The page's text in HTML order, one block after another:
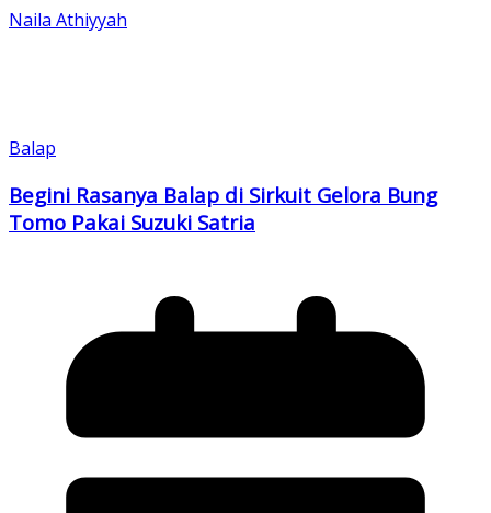
Naila Athiyyah
Balap
Begini Rasanya Balap di Sirkuit Gelora Bung
Tomo Pakai Suzuki Satria